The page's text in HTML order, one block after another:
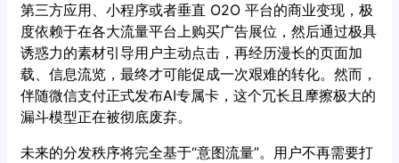
第三方应用、小程序或者垂直 O2O 平台的商业变现，极
度依赖于在各大流量平台上购买广告展位，然后通过极具
诱惑力的素材引导用户主动点击，再经历漫长的页面加
载、信息流览，最终才可能促成一次艰难的转化。然而，
伴随微信支付正式发布AI专属卡，这个冗长且摩擦极大的
漏斗模型正在被彻底废弃。
未来的分发秩序将完全基于“意图流量”。用户不再需要打